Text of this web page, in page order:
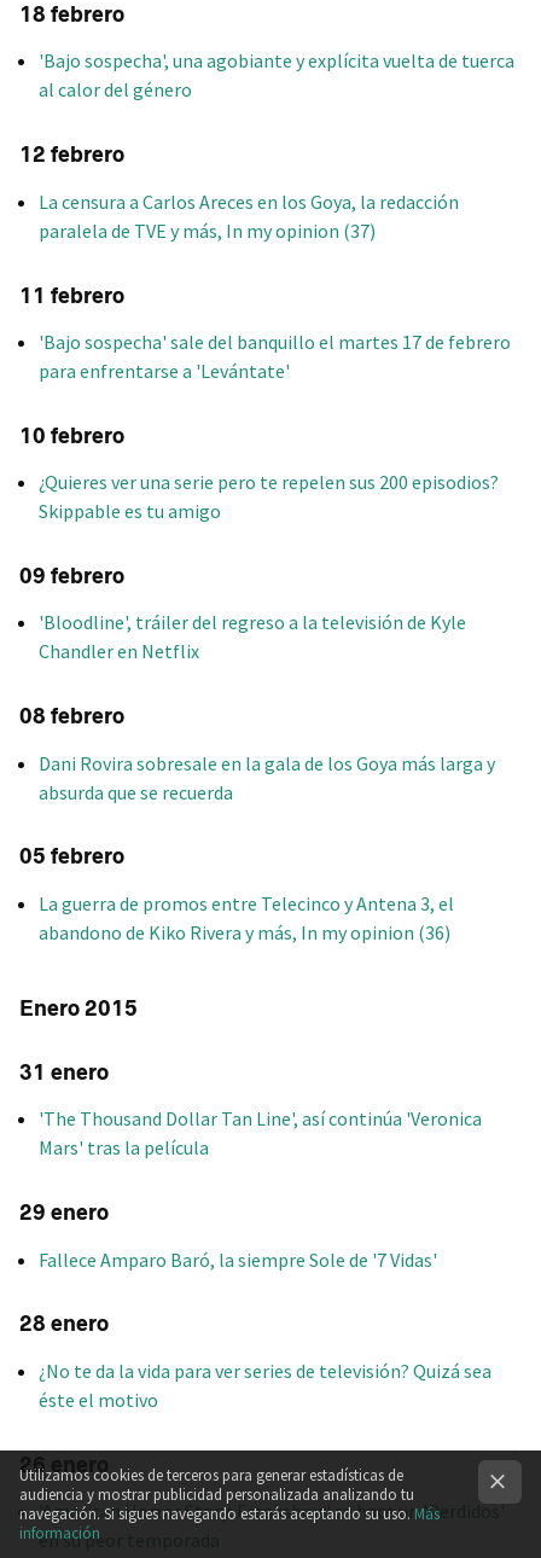
18 febrero
'Bajo sospecha', una agobiante y explícita vuelta de tuerca
al calor del género
12 febrero
La censura a Carlos Areces en los Goya, la redacción
paralela de TVE y más, In my opinion (37)
11 febrero
'Bajo sospecha' sale del banquillo el martes 17 de febrero
para enfrentarse a 'Levántate'
10 febrero
¿Quieres ver una serie pero te repelen sus 200 episodios?
Skippable es tu amigo
09 febrero
'Bloodline', tráiler del regreso a la televisión de Kyle
Chandler en Netflix
08 febrero
Dani Rovira sobresale en la gala de los Goya más larga y
absurda que se recuerda
05 febrero
La guerra de promos entre Telecinco y Antena 3, el
abandono de Kiko Rivera y más, In my opinion (36)
Enero 2015
31 enero
'The Thousand Dollar Tan Line', así continúa 'Veronica
Mars' tras la película
29 enero
Fallece Amparo Baró, la siempre Sole de '7 Vidas'
28 enero
¿No te da la vida para ver series de televisión? Quizá sea
éste el motivo
26 enero
'American Horror Story: Freakshow' se hace un 'Perdidos'
en su peor temporada
Utilizamos cookies de terceros para generar estadísticas de
audiencia y mostrar publicidad personalizada analizando tu
navegación. Si sigues navegando estarás aceptando su uso. Más
información